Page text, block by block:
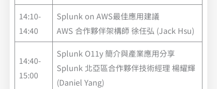
14:10-
14:40
Splunk on AWS最佳應用建議
AWS 合作夥伴架構師 徐任弘 (Jack Hsu)
14:40-
15:00
Splunk O11y 簡介與產業應用分享
Splunk 北亞區合作夥伴技術經理 楊耀輝
(Daniel Yang)